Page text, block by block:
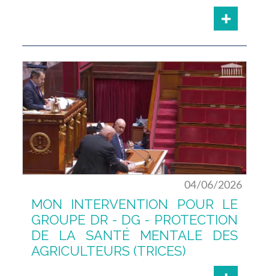
04/06/2026
MON INTERVENTION POUR LE
GROUPE DR - DG - PROTECTION
DE LA SANTÉ MENTALE DES
AGRICULTEURS (TRICES)